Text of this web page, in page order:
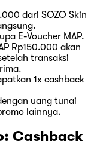
dari SOZO Skin
E-Voucher MAP.
Rp150.000 akan
transaksi
1x cashback
uang tunai
lainnya.
Cashback